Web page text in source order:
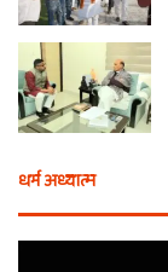
धर्म अध्यात्म